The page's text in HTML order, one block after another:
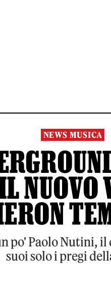
NEWS MUSICA
NUOVO
po' Paolo Nutini,
suoi solo i pregi